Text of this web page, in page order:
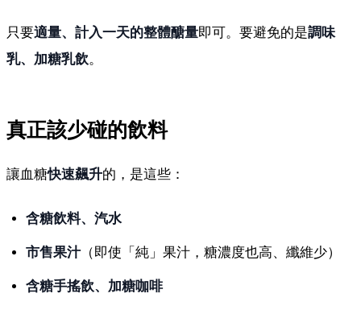
只要適量、計入一天的整體醣量即可。要避免的是調味
乳、加糖乳飲。
真正該少碰的飲料
讓血糖快速飆升的，是這些：
含糖飲料、汽水
市售果汁（即使「純」果汁，糖濃度也高、纖維少）
含糖手搖飲、加糖咖啡